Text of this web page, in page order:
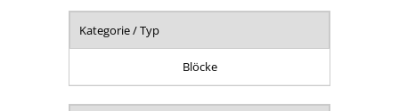
Kategorie / Typ
Blöcke